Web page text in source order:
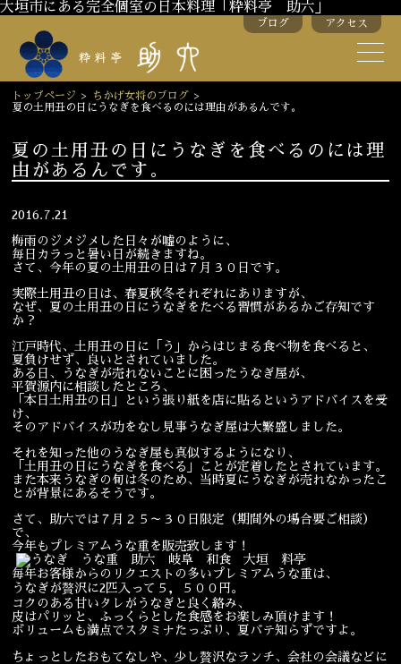
大垣市にある完全個室の日本料理「粋料亭 助六」
ブログ アクセス
トップページ > ちかげ女将のブログ >
夏の土用丑の日にうなぎを食べるのには理由があるんです。
夏の土用丑の日にうなぎを食べるのには理
由があるんです。
2016.7.21
梅雨のジメジメした日々が嘘のように、
毎日カラっと暑い日が続きますね。
さて、今年の夏の土用丑の日は７月３０日です。
実際土用丑の日は、春夏秋冬それぞれにありますが、
なぜ、夏の土用丑の日にうなぎをたべる習慣があるかご存知です
か？
江戸時代、土用丑の日に「う」からはじまる食べ物を食べると、
夏負けせず、良いとされていました。
ある日、うなぎが売れないことに困ったうなぎ屋が、
平賀源内に相談したところ、
「本日土用丑の日」という張り紙を店に貼るというアドバイスを受
け、
そのアドバイスが功をなし見事うなぎ屋は大繁盛しました。
それを知った他のうなぎ屋も真似するようになり、
「土用丑の日にうなぎを食べる」ことが定着したとされています。
また本来うなぎの旬は冬のため、当時夏にうなぎが売れなかったこ
とが背景にあるそうです。
さて、助六では７月２５～３０日限定（期間外の場合要ご相談）
で、
今年もプレミアムうな重を販売致します！
毎年お客様からのリクエストの多いプレミアムうな重は、
うなぎが贅沢に2匹入って５，５００円。
コクのある甘いタレがうなぎと良く絡み、
皮はパリッと、ふっくらとした食感をお楽しみ頂けます！
ボリュームも満点でスタミナたっぷり、夏バテ知らずですよ。
ちょっとしたおもてなしや、少し贅沢なランチ、会社の会議などに
スタッフ紹介
季節のお料理 お弁当
お飲み物
お部屋のご紹介 会議・舞台のご利用
結婚式・披露宴
ご接待 法要
慶事 お顔合わせ
宴会 ウェディング